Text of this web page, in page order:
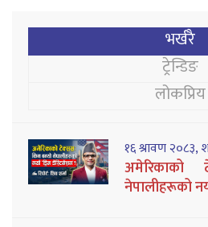
भर्खरै
ट्रेन्डिङ
लोकप्रिय
१६ श्रावण २०८३,
नेपालीहरूको